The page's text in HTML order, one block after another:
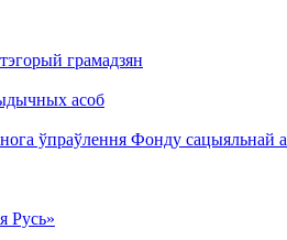
грамадзян
асоб
ўпраўлення Фонду сацыяльнай
Русь»